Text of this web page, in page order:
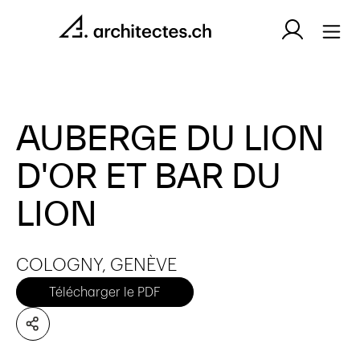
AUBERGE DU LION
D'OR ET BAR DU
LION
COLOGNY, GENÈVE
Télécharger le PDF